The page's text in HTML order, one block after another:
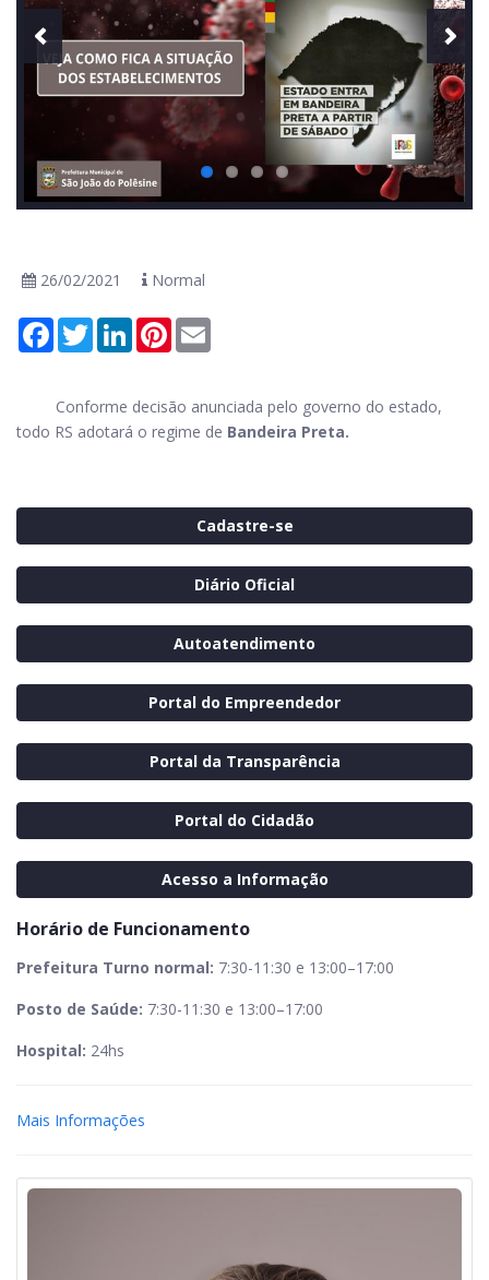
26/02/2021 Normal
FacebookTwitterLinkedInPinterest
Conforme decisão anunciada pelo governo do estado,
todo RS adotará o regime de Bandeira Preta.
Cadastre-se
Diário Oficial
Autoatendimento
Portal do Empreendedor
Portal da Transparência
Portal do Cidadão
Acesso a Informação
Horário de Funcionamento
Prefeitura Turno normal: 7:30-11:30 e 13:00–17:00
Posto de Saúde: 7:30-11:30 e 13:00–17:00
Hospital: 24hs
Mais Informações